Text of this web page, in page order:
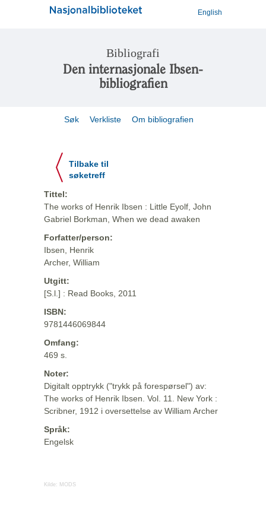
English
Bibliografi
Den internasjonale Ibsen-
bibliografien
Søk Verkliste Om bibliografien
Tilbake til
søketreff
Tittel:
The works of Henrik Ibsen : Little Eyolf, John
Gabriel Borkman, When we dead awaken
Forfatter/person:
Ibsen, Henrik
Archer, William
Utgitt:
[S.l.] : Read Books, 2011
ISBN:
9781446069844
Omfang:
469 s.
Noter:
Digitalt opptrykk ("trykk på forespørsel") av:
The works of Henrik Ibsen. Vol. 11. New York :
Scribner, 1912 i oversettelse av William Archer
Språk:
Engelsk
Kilde: MODS